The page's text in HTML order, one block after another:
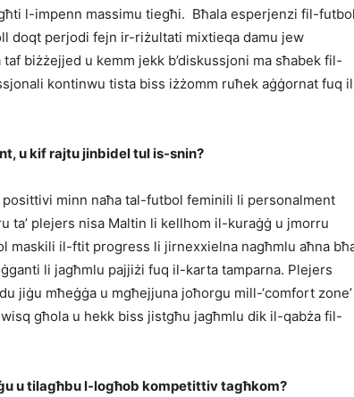
l-impenn massimu tiegħi. Bħala esperjenzi fil-futbol
doqt perjodi fejn ir-riżultati mixtieqa damu jew
biżżejjed u kemm jekk b’diskussjoni ma sħabek fil-
kontinwu tista biss iżżomm ruħek aġġornat fuq
u kif rajtu jinbidel tul is-snin?
minn naħa tal-futbol feminili li personalment
ta’ plejers nisa Maltin li kellhom il-kuraġġ u jmorru
maskili il-ftit progress li jirnexxielna nagħmlu aħna
li jagħmlu pajjiżi fuq il-karta tamparna. Plejers
jiġu mħeġġa u mgħejjuna joħorgu mill-‘comfort
għola u hekk biss jistgħu jagħmlu dik il-qabża fil-
u tilagħbu l-logħob kompetittiv tagħkom?